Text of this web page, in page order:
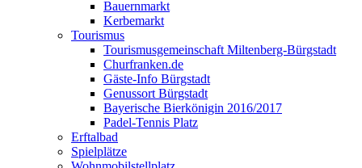
Bauernmarkt
Kerbemarkt
Tourismus
Tourismusgemeinschaft Miltenberg-Bürgstadt
Churfranken.de
Gäste-Info Bürgstadt
Genussort Bürgstadt
Bayerische Bierkönigin 2016/2017
Padel-Tennis Platz
Erftalbad
Spielplätze